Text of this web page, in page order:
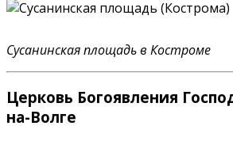
Сусанинская площадь в Костроме
Церковь Богоявления
на-Волге